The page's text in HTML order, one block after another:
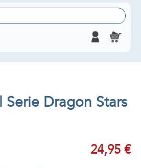
Dragon Stars
24,95 €